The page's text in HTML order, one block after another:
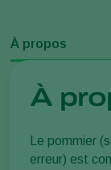
À propos
À
Le pommier
erreur) est